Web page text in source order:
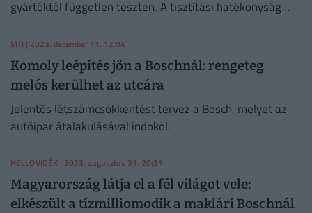
gyártóktól független teszten. A tisztítási hatékonyság
MTI | 2023. december 11. 12:04
Komoly leépítés jön a Boschnál: rengeteg
melós kerülhet az utcára
Jelentős létszámcsökkentést tervez a Bosch, melyet az
autóipar átalakulásával indokol.
HELLOVIDÉK | 2023. augusztus 31. 20:31
Magyarország látja el a fél világot vele:
elkészült a tízmilliomodik a maklári Boschnál